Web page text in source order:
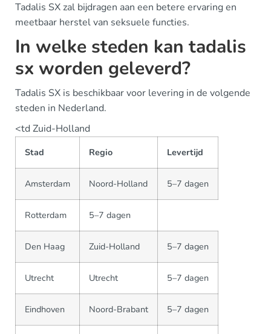
Tadalis SX zal bijdragen aan een betere ervaring en
meetbaar herstel van seksuele functies.
In welke steden kan tadalis
sx worden geleverd?
Tadalis SX is beschikbaar voor levering in de volgende
steden in Nederland.
<td Zuid-Holland
Stad Regio Levertijd
Amsterdam Noord-Holland 5–7 dagen
Rotterdam 5–7 dagen
Den Haag Zuid-Holland 5–7 dagen
Utrecht Utrecht 5–7 dagen
Eindhoven Noord-Brabant 5–7 dagen